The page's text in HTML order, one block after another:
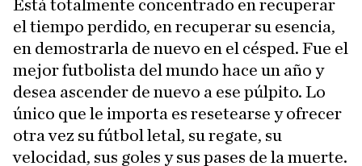
Está totalmente concentrado en recuperar
el tiempo perdido, en recuperar su esencia,
en demostrarla de nuevo en el césped. Fue el
mejor futbolista del mundo hace un año y
desea ascender de nuevo a ese púlpito. Lo
único que le importa es resetearse y ofrecer
otra vez su fútbol letal, su regate, su
velocidad, sus goles y sus pases de la muerte.